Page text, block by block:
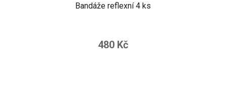
Bandáže reflexní 4 ks
480 Kč